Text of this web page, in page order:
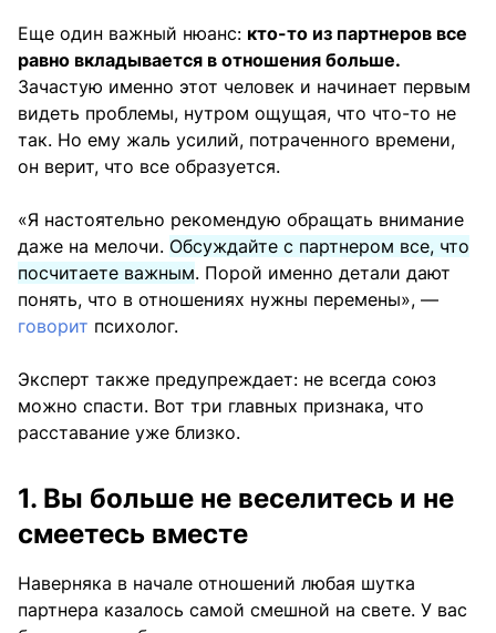
Еще один важный нюанс: кто-то из партнеров все
равно вкладывается в отношения больше.
Зачастую именно этот человек и начинает первым
видеть проблемы, нутром ощущая, что что-то не
так. Но ему жаль усилий, потраченного времени,
он верит, что все образуется.
«Я настоятельно рекомендую обращать внимание
даже на мелочи. Обсуждайте с партнером все, что
посчитаете важным. Порой именно детали дают
понять, что в отношениях нужны перемены», —
говорит психолог.
Эксперт также предупреждает: не всегда союз
можно спасти. Вот три главных признака, что
расставание уже близко.
1. Вы больше не веселитесь и не
смеетесь вместе
Наверняка в начале отношений любая шутка
партнера казалось самой смешной на свете. У вас